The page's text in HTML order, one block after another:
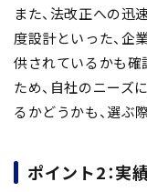
また、法改正への迅
度設計といった、企
供されているかも確
ため、自社のニーズ
るかどうかも、選ぶ
ポイント2：実